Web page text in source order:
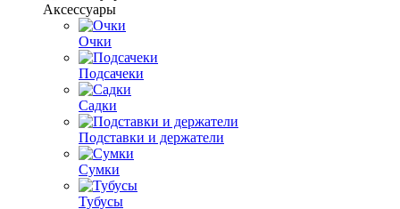
Аксессуары
Очки
Подсачеки
Садки
Подставки и держатели
Сумки
Тубусы